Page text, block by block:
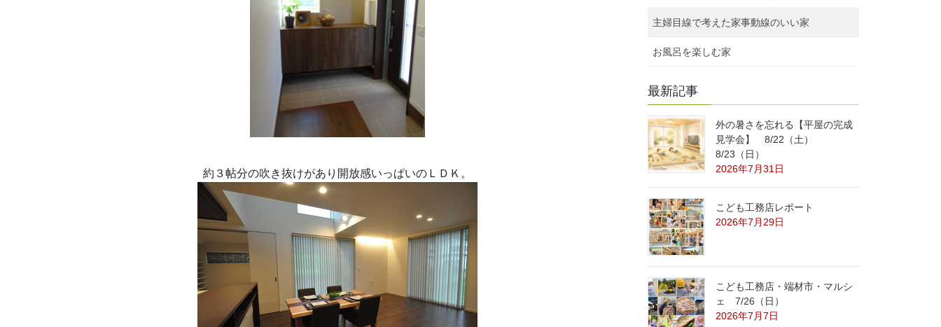
約３帖分の吹き抜けがあり開放感いっぱいのＬＤＫ。
主婦目線で考えた家事動線のいい家
お風呂を楽しむ家
最新記事
外の暑さを忘れる【平屋の完成
見学会】 8/22（土）
8/23（日）
2026年7月31日
こども工務店レポート
2026年7月29日
こども工務店・端材市・マルシ
ェ 7/26（日）
2026年7月7日